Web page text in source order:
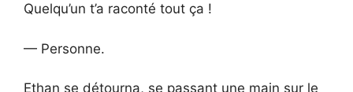
Quelqu’un t’a raconté tout ça !
— Personne.
Ethan se détourna, se passant une main sur le